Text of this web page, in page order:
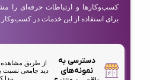
کسب‌وکارها و ارتباطات حرفه‌ای را
برای استفاده از این خدمات در کسب‌وکار
دسترسی به
نمونه‌های
از طریق
دید جامعی نسبت
پیدا